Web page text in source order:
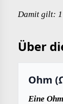
Damit gilt: 1
Über
Ohm
Eine